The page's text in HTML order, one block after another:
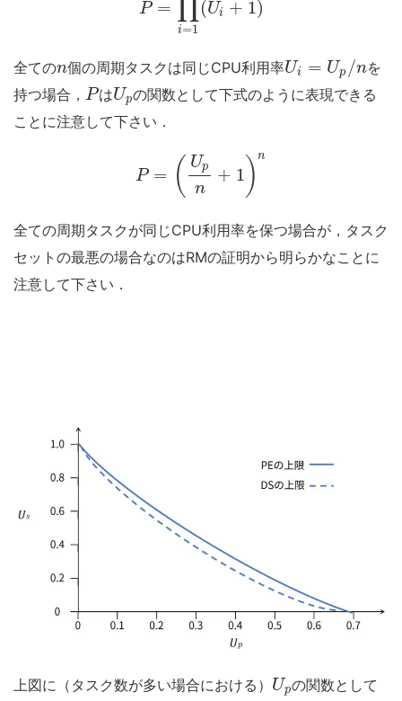
P = ∏
i=1
(Ui + 1)
全てのn個の周期タスクは同じCPU利用率Ui = Up /nを
持つ場合， PはUpの関数として下式のように表現できる
ことに注意して下さい．
P = ( Up
n
+ 1 ) n
全ての周期タスクが同じCPU利用率を保つ場合が，タスク
セットの最悪の場合なのはRMの証明から明らかなことに
注意して下さい．
上図に（タスク数が多い場合における） Upの関数として